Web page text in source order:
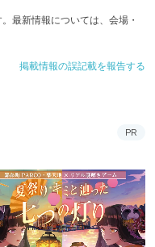
なる謎解きラリー
ォトスポット
会計1,300円以上ご注
レゼント
パフォーマンスを初開
したオリジナルデフォ
最新情報については、会場・
掲載情報の誤記載を報告する
PR